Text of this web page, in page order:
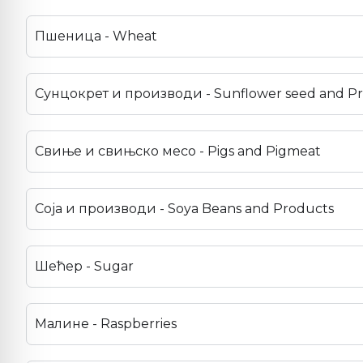
Пшеница - Wheat
Сунцокрет и производи - Sunflower seed and
Свиње и свињско месо - Pigs and Pigmeat
Соја и производи - Soya Beans and Products
Шећер - Sugar
Малине - Raspberries